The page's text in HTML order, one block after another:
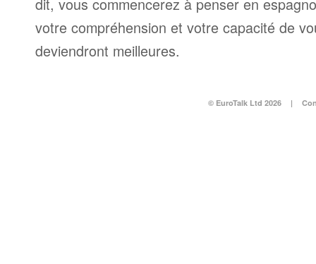
votre compréhension et votre capacité de
deviendront meilleures.
© EuroTalk Ltd 2026 |